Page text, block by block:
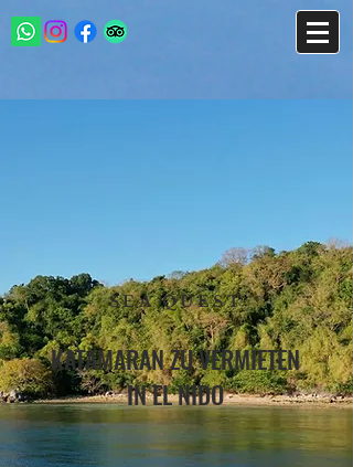
KATAMARAN ZU VERMIETEN
IN EL NIDO
SEA QUEST